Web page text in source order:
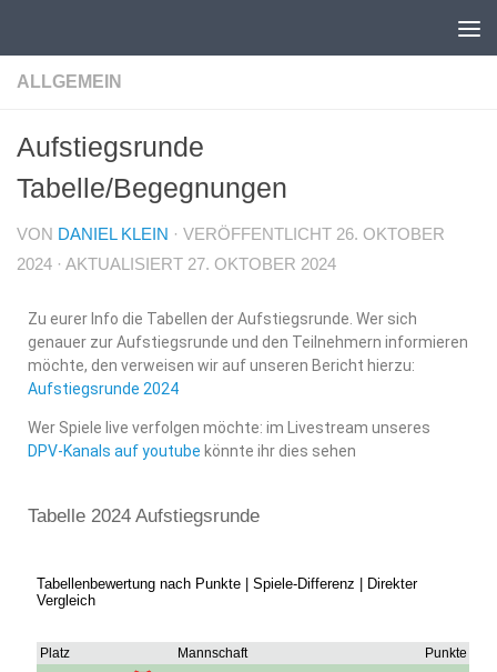
ALLGEMEIN
Aufstiegsrunde
Tabelle/Begegnungen
VON DANIEL KLEIN · VERÖFFENTLICHT 26. OKTOBER
2024 · AKTUALISIERT 27. OKTOBER 2024
Zu eurer Info die Tabellen der Aufstiegsrunde. Wer sich
genauer zur Aufstiegsrunde und den Teilnehmern informieren
möchte, den verweisen wir auf unseren Bericht hierzu:
Aufstiegsrunde 2024
Wer Spiele live verfolgen möchte: im Livestream unseres
DPV-Kanals auf youtube könnte ihr dies sehen
Tabelle 2024 Aufstiegsrunde